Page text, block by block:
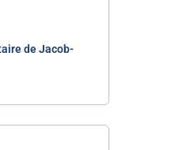
de Jacob-